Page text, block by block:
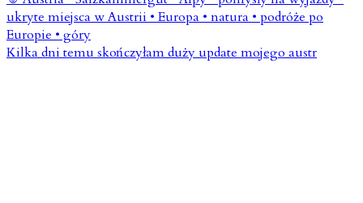
Kilka dni temu skończyłam duży update mojego austr